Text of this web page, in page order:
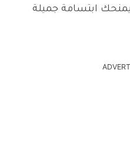
ابتسامة جميلة